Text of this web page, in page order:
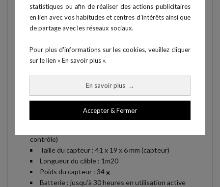
statistiques ou afin de réaliser des actions publicitaires
en lien avec vos habitudes et centres d’intérêts ainsi que
de partage avec les réseaux sociaux.
Pour plus d'informations sur les cookies, veuillez cliquer
sur le lien « En savoir plus ».
En savoir plus →
Accepter & Fermer
Caractéristiques
contrôle)
Taille du capteur : 41 x 19 x 6 mm (capteur)
Longueur du câble : 1m20
Poids du capteur : 34 g
Batterie : jusqu’à 30 heures en utilisation active